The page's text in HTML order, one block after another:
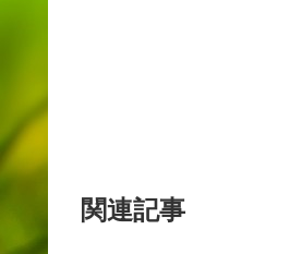
関連記事